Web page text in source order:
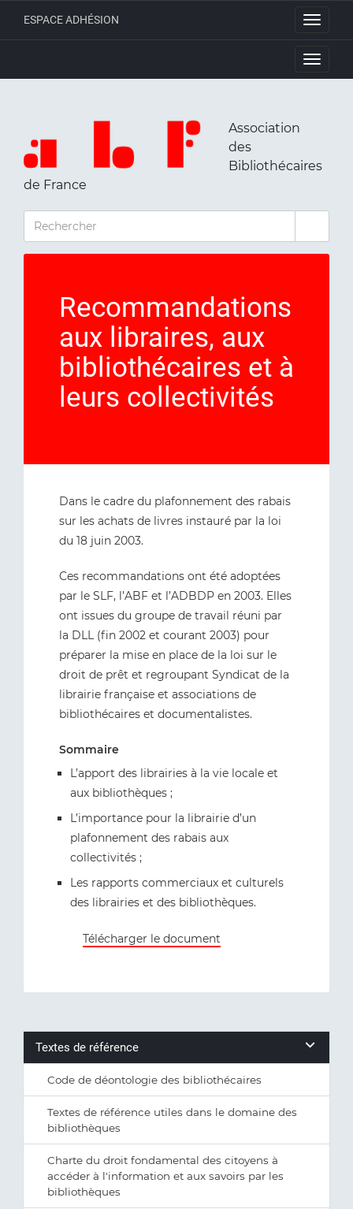
Toggle
ESPACE ADHÉSION
Toggle
Association
des
Bibliothécaires
de France
RECHERCHER
Recommandations
aux libraires, aux
bibliothécaires et à
leurs collectivités
Dans le cadre du plafonnement des rabais
sur les achats de livres instauré par la loi
du 18 juin 2003.
Ces recommandations ont été adoptées
par le SLF, l’ABF et l’ADBDP en 2003. Elles
ont issues du groupe de travail réuni par
la DLL (fin 2002 et courant 2003) pour
préparer la mise en place de la loi sur le
droit de prêt et regroupant Syndicat de la
librairie française et associations de
bibliothécaires et documentalistes.
Sommaire
L’apport des librairies à la vie locale et
aux bibliothèques ;
L’importance pour la librairie d’un
plafonnement des rabais aux
collectivités ;
Les rapports commerciaux et culturels
des librairies et des bibliothèques.
Télécharger le document
Textes de référence
Code de déontologie des bibliothécaires
Textes de référence utiles dans le domaine des
bibliothèques
Charte du droit fondamental des citoyens à
accéder à l'information et aux savoirs par les
bibliothèques